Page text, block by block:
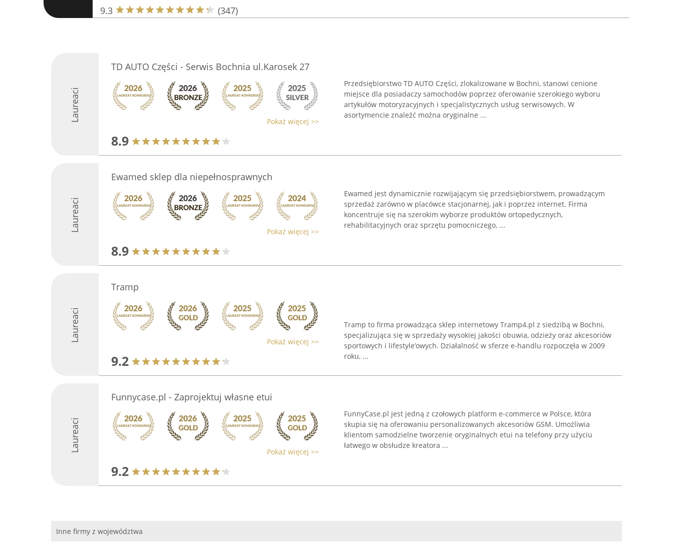
9.3 (347)
Laureaci
TD AUTO Części - Serwis Bochnia ul.Karosek 27
Pokaż więcej >>
8.9
Przedsiębiorstwo TD AUTO Części, zlokalizowane w Bochni, stanowi cenione
miejsce dla posiadaczy samochodów poprzez oferowanie szerokiego wyboru
artykułów motoryzacyjnych i specjalistycznych usług serwisowych. W
asortymencie znaleźć można oryginalne ...
Laureaci
Ewamed sklep dla niepełnosprawnych
Pokaż więcej >>
8.9
Ewamed jest dynamicznie rozwijającym się przedsiębiorstwem, prowadzącym
sprzedaż zarówno w placówce stacjonarnej, jak i poprzez internet. Firma
koncentruje się na szerokim wyborze produktów ortopedycznych,
rehabilitacyjnych oraz sprzętu pomocniczego, ...
Laureaci
Tramp
Pokaż więcej >>
9.2
Tramp to firma prowadząca sklep internetowy Tramp4.pl z siedzibą w Bochni,
specjalizująca się w sprzedaży wysokiej jakości obuwia, odzieży oraz akcesoriów
sportowych i lifestyle’owych. Działalność w sferze e-handlu rozpoczęła w 2009
roku, ...
Laureaci
Funnycase.pl - Zaprojektuj własne etui
Pokaż więcej >>
9.2
FunnyCase.pl jest jedną z czołowych platform e-commerce w Polsce, która
skupia się na oferowaniu personalizowanych akcesoriów GSM. Umożliwia
klientom samodzielne tworzenie oryginalnych etui na telefony przy użyciu
łatwego w obsłudze kreatora ...
Inne firmy z województwa